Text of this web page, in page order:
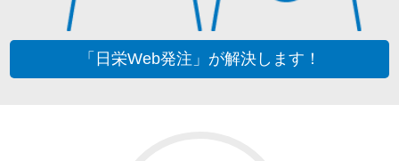
「日栄Web発注」が解決します！